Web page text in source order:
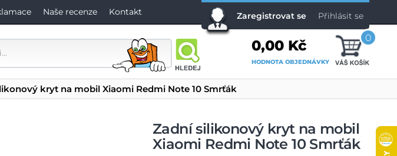
Naše recenze Kontakt Zaregistrovat se Přihlásit se
0,00 Kč
HODNOTA OBJEDNÁVKY
0
kryt na mobil Xiaomi Redmi Note 10 Smrťák
Zadní silikonový kryt na mobil
Xiaomi Redmi Note 10 Smrťák